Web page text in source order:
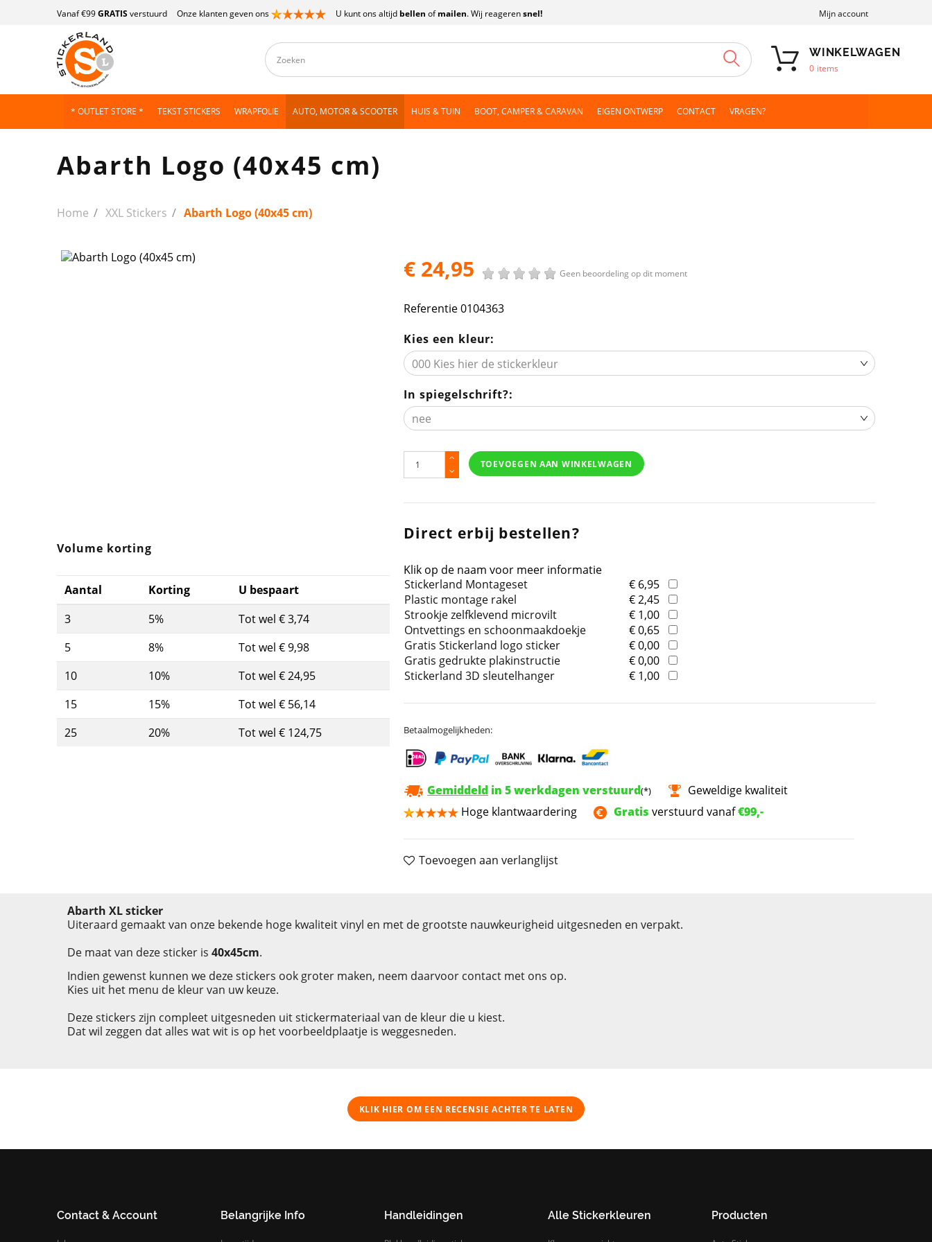
Vanaf €99GRATIS verstuurd Onze klanten geven ons U kunt ons altijd bellen ofmailen. Wij reagerensnel! Mijn account
ZOEKEN WINKELWAGEN
0 items
* OUTLET STORE * TEKST STICKERS WRAPFOLIE AUTO, MOTOR & SCOOTER HUIS & TUIN BOOT, CAMPER & CARAVAN EIGEN ONTWERP CONTACT VRAGEN?
Abarth Logo (40x45 cm)
Home XXL Stickers Abarth Logo (40x45 cm)
Volume korting
Aantal Korting
U bespaart
3
5%
Tot wel € 3,74
5
8%
Tot wel € 9,98
10
10%
Tot wel € 24,95
15
15%
Tot wel € 56,14
25
20% Tot wel € 124,75
€ 24,95 Geen beoordeling op dit moment
Referentie0104363
Kies een kleur:
In spiegelschrift?:
TOEVOEGEN AAN WINKELWAGEN
Direct erbij bestellen?
Klik op de naam voor meer informatie
Stickerland Montageset
€ 6,95
Plastic montage rakel
€ 2,45
Strookje zelfklevend microvilt
€ 1,00
Ontvettings en schoonmaakdoekje
€ 0,65
Gratis Stickerland logo sticker
€ 0,00
Gratis gedrukte plakinstructie
€ 0,00
Stickerland 3D sleutelhanger
€ 1,00
Betaalmogelijkheden:
Gemiddeld in 5 werkdagen verstuurd(*)
Geweldige kwaliteit
Hoge klantwaardering
Gratis verstuurd vanaf€99,-
Toevoegen aan verlanglijst
Abarth XL sticker
Uiteraard gemaakt van onze bekende hoge kwaliteit vinyl en met de grootste nauwkeurigheid uitgesneden en verpakt.
De maat van deze sticker is 40x45cm.
Indien gewenst kunnen we deze stickers ook groter maken, neem daarvoor contact met ons op.
Kies uit het menu de kleur van uw keuze.
Deze stickers zijn compleet uitgesneden uit stickermateriaal van de kleur die u kiest.
Dat wil zeggen dat alles wat wit is op het voorbeeldplaatje is weggesneden.
KLIK HIER OM EEN ​​RECENSIE ACHTER TE LATEN
Contact & Account Belangrijke Info Handleidingen Alle Stickerkleuren Producten